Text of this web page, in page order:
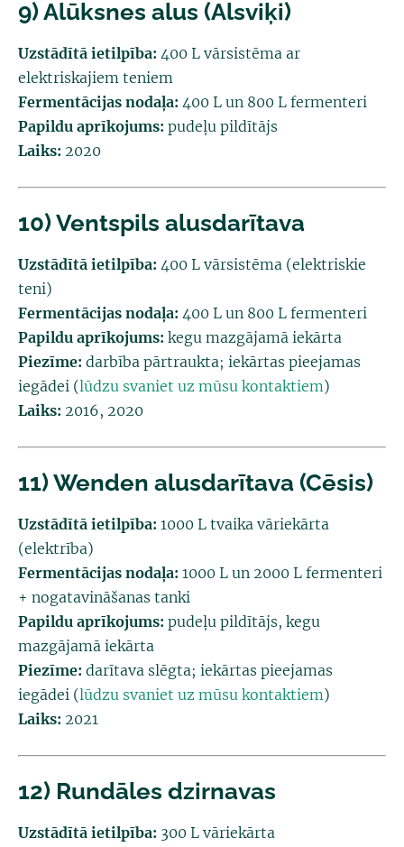
9) Alūksnes alus (Alsviķi)
Uzstādītā ietilpība: 400 L vārsistēma ar
elektriskajiem teniem
Fermentācijas nodaļa: 400 L un 800 L fermenteri
Papildu aprīkojums: pudeļu pildītājs
Laiks: 2020
10) Ventspils alusdarītava
Uzstādītā ietilpība: 400 L vārsistēma (elektriskie
teni)
Fermentācijas nodaļa: 400 L un 800 L fermenteri
Papildu aprīkojums: kegu mazgājamā iekārta
Piezīme: darbība pārtraukta; iekārtas pieejamas
iegādei (lūdzu svaniet uz mūsu kontaktiem)
Laiks: 2016, 2020
11) Wenden alusdarītava (Cēsis)
Uzstādītā ietilpība: 1000 L tvaika vāriekārta
(elektrība)
Fermentācijas nodaļa: 1000 L un 2000 L fermenteri
+ nogatavināšanas tanki
Papildu aprīkojums: pudeļu pildītājs, kegu
mazgājamā iekārta
Piezīme: darītava slēgta; iekārtas pieejamas
iegādei (lūdzu svaniet uz mūsu kontaktiem)
Laiks: 2021
12) Rundāles dzirnavas
Uzstādītā ietilpība: 300 L vāriekārta